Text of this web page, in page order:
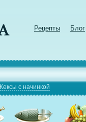
Рецепты Блог
Кексы с начинкой